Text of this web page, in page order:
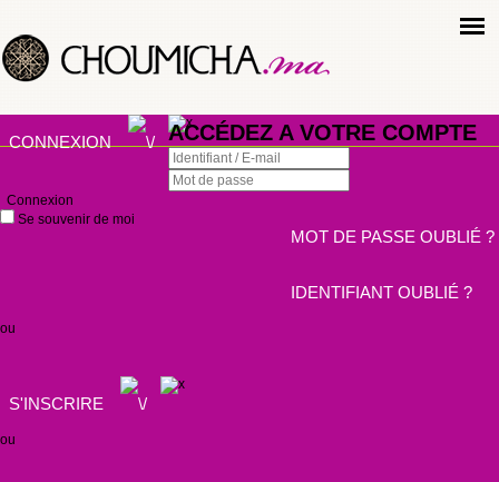
CONNEXION ACCÉDEZ A VOTRE COMPTE
Connexion
Se souvenir de moi
MOT DE PASSE OUBLIÉ ?
IDENTIFIANT OUBLIÉ ?
ou
S'INSCRIRE
ou